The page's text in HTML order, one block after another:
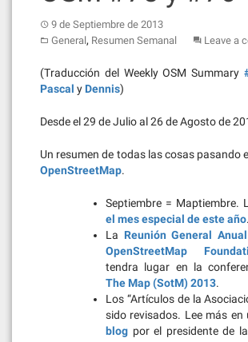
9 de Septiembre de 2013
General, Resumen Semanal Leave a
(Traducción del Weekly OSM Summary
Pascal y Dennis)
Desde el 29 de Julio al 26 de Agosto de
Un resumen de todas las cosas pasando
OpenStreetMap.
Septiembre = Maptiembre.
el mes especial de este año.
La Reunión General
OpenStreetMap
tendra lugar en la
The Map (SotM) 2013.
Los “Artículos de la
sido revisados. Lee más en
blog por el presidente de